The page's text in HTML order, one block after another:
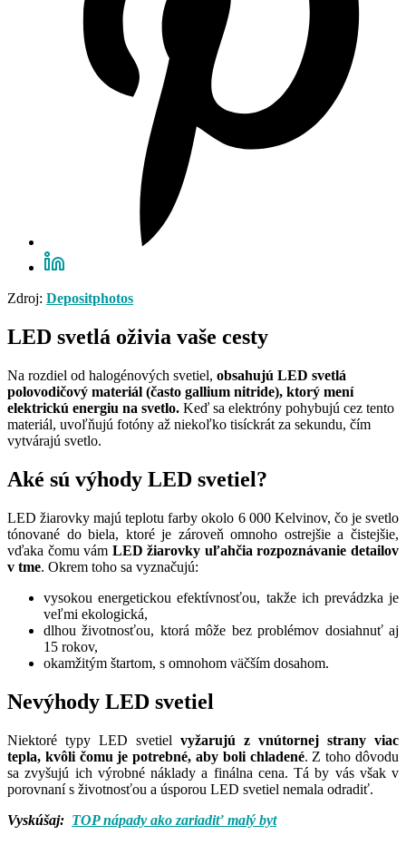
Zdroj: Depositphotos
LED svetlá oživia vaše cesty
Na rozdiel od halogénových svetiel, obsahujú LED svetlá
polovodičový materiál (často gallium nitride), ktorý mení
elektrickú energiu na svetlo. Keď sa elektróny pohybujú cez tento
materiál, uvoľňujú fotóny až niekoľko tisíckrát za sekundu, čím
vytvárajú svetlo.
Aké sú výhody LED svetiel?
LED žiarovky majú teplotu farby okolo 6 000 Kelvinov, čo je svetlo
tónované do biela, ktoré je zároveň omnoho ostrejšie a čistejšie,
vďaka čomu vám LED žiarovky uľahčia rozpoznávanie detailov
v tme. Okrem toho sa vyznačujú:
vysokou energetickou efektívnosťou, takže ich prevádzka je
veľmi ekologická,
dlhou životnosťou, ktorá môže bez problémov dosiahnuť aj
15 rokov,
okamžitým štartom, s omnohom väčším dosahom.
Nevýhody LED svetiel
Niektoré typy LED svetiel vyžarujú z vnútornej strany viac
tepla, kvôli čomu je potrebné, aby boli chladené. Z toho dôvodu
sa zvyšujú ich výrobné náklady a finálna cena. Tá by vás však v
porovnaní s životnosťou a úsporou LED svetiel nemala odradiť.
Vyskúšaj: TOP nápady ako zariadiť malý byt